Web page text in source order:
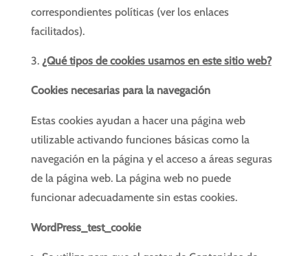
correspondientes políticas (ver los enlaces
facilitados).
¿Qué tipos de cookies usamos en este sitio web?
Cookies necesarias para la navegación
Estas cookies ayudan a hacer una página web
utilizable activando funciones básicas como la
navegación en la página y el acceso a áreas seguras
de la página web. La página web no puede
funcionar adecuadamente sin estas cookies.
WordPress_test_cookie